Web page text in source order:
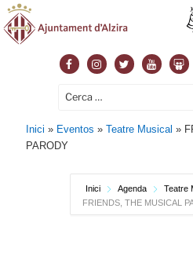
FacebookInstagram
TwitterYoutube
Cerca:
Inici » Eventos »Teatre Musical »
PARODY
Inici Agenda
Teatre
FRIENDS, THE MUSICAL